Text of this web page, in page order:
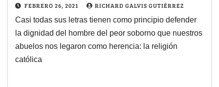
FEBRERO 26, 2021 RICHARD GALVIS GUTIÉRREZ
Casi todas sus letras tienen como principio defender
la dignidad del hombre del peor soborno que nuestros
abuelos nos legaron como herencia: la religión
católica